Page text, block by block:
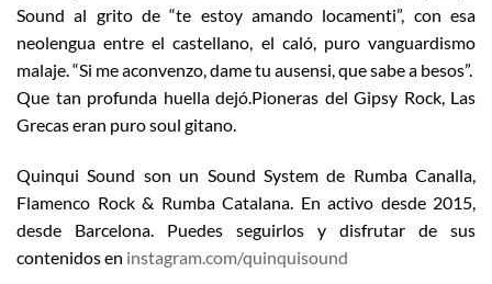
Sound al grito de “te estoy amando locamenti”, con esa
neolengua entre el castellano, el caló, puro vanguardismo
malaje. “Si me aconvenzo, dame tu ausensi, que sabe a besos”.
Que tan profunda huella dejó.Pioneras del Gipsy Rock, Las
Grecas eran puro soul gitano.
Quinqui Sound son un Sound System de Rumba Canalla,
Flamenco Rock & Rumba Catalana. En activo desde 2015,
desde Barcelona. Puedes seguirlos y disfrutar de sus
contenidos en instagram.com/quinquisound